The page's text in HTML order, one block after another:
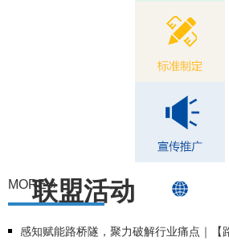
联盟活动
MORE »
感知赋能路桥隧，聚力破解行业痛点｜【路桥隧感知智能创新技术研讨会】诚邀